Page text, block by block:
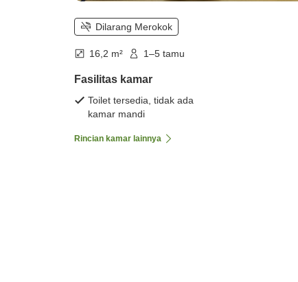
Dilarang Merokok
16,2 m² 1–5 tamu
Fasilitas kamar
Toilet tersedia, tidak ada
kamar mandi
Rincian kamar lainnya